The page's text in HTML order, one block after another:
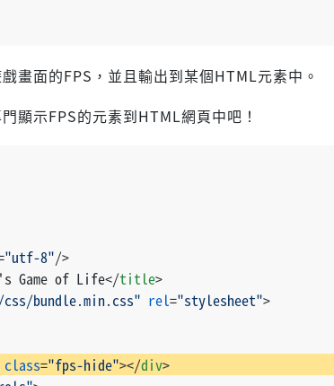
畫面的FPS，並且輸出到某個HTML元素中。
顯示FPS的元素到HTML網頁中吧！
"utf-8"/>
Game of Life</title>
bundle.min.css" rel="stylesheet">
class="fps-hide"></div>